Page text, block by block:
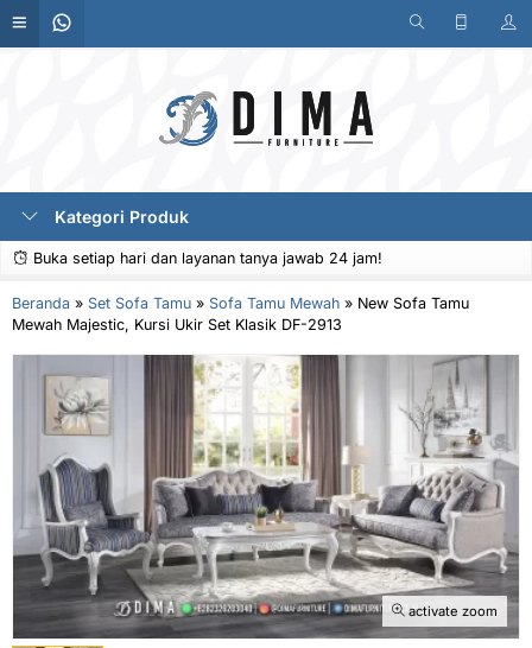
Kategori Produk
Buka setiap hari dan layanan tanya jawab 24 jam!
Beranda » Set Sofa Tamu » Sofa Tamu Mewah » New Sofa Tamu
Mewah Majestic, Kursi Ukir Set Klasik DF-2913
activate zoom